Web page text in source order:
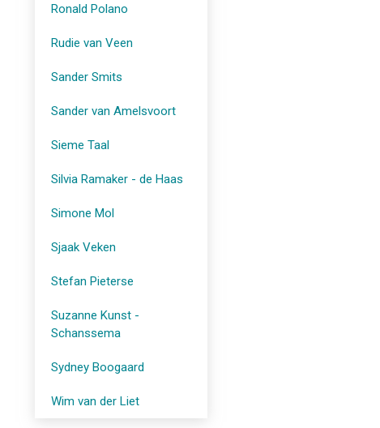
Ronald Polano
Rudie van Veen
Sander Smits
Sander van Amelsvoort
Sieme Taal
Silvia Ramaker - de Haas
Simone Mol
Sjaak Veken
Stefan Pieterse
Suzanne Kunst -
Schanssema
Sydney Boogaard
Wim van der Liet